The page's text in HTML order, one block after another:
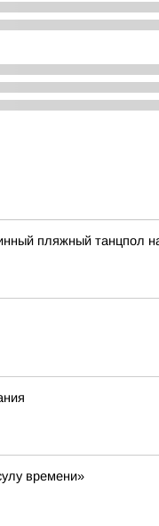
пляжный танцпол
времени»